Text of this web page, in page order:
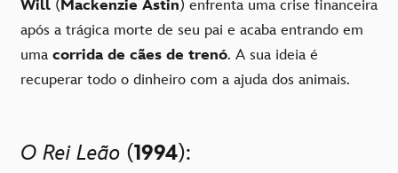
Will (Mackenzie Astin) enfrenta uma crise financeira
após a trágica morte de seu pai e acaba entrando em
uma corrida de cães de trenó. A sua ideia é
recuperar todo o dinheiro com a ajuda dos animais.
O Rei Leão (1994):